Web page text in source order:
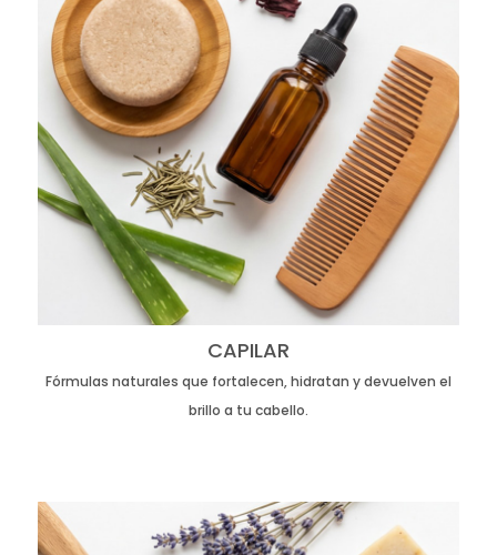
CAPILAR
Fórmulas naturales que fortalecen, hidratan y devuelven el
brillo a tu cabello.